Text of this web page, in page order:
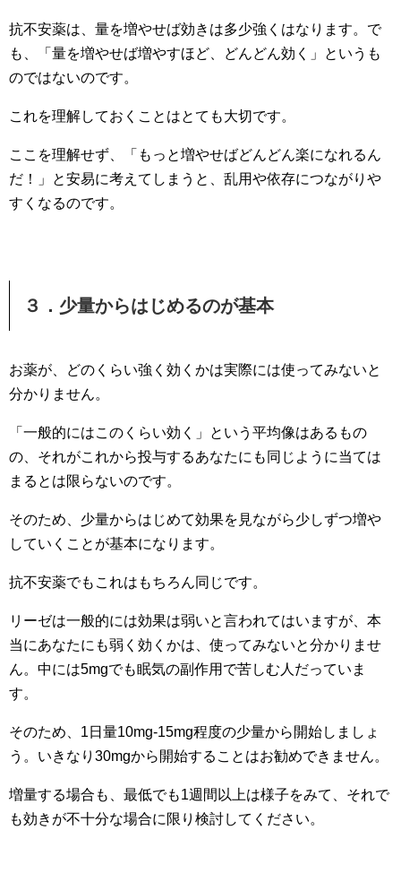
抗不安薬は、量を増やせば効きは多少強くはなります。で
も、「量を増やせば増やすほど、どんどん効く」というも
のではないのです。
これを理解しておくことはとても大切です。
ここを理解せず、「もっと増やせばどんどん楽になれるん
だ！」と安易に考えてしまうと、乱用や依存につながりや
すくなるのです。
３．少量からはじめるのが基本
お薬が、どのくらい強く効くかは実際には使ってみないと
分かりません。
「一般的にはこのくらい効く」という平均像はあるもの
の、それがこれから投与するあなたにも同じように当ては
まるとは限らないのです。
そのため、少量からはじめて効果を見ながら少しずつ増や
していくことが基本になります。
抗不安薬でもこれはもちろん同じです。
リーゼは一般的には効果は弱いと言われてはいますが、本
当にあなたにも弱く効くかは、使ってみないと分かりませ
ん。中には5mgでも眠気の副作用で苦しむ人だっていま
す。
そのため、1日量10mg-15mg程度の少量から開始しましょ
う。いきなり30mgから開始することはお勧めできません。
増量する場合も、最低でも1週間以上は様子をみて、それで
も効きが不十分な場合に限り検討してください。